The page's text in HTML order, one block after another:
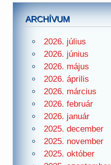
ARCHÍVUM
2026. július
2026. június
2026. május
2026. április
2026. március
2026. február
2026. január
2025. december
2025. november
2025. október